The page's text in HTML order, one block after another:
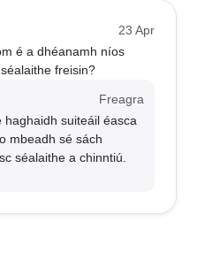
23 Apr
é a dhéanamh níos
freisin?
Freagra
suiteáil éasca
mbeadh sé sách
séalaithe a chinntiú.